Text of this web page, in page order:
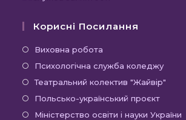
Корисні Посилання
Виховна робота
в
новій
вкладці
Психологічна служба коледжу
в
Театральний колектив "Жайвір"
новій
Польсько-український проєкт
в
Міністерство освіти і науки України